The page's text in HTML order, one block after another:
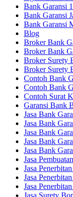
Bank Garansi
Bank Garansi
Bank Garansi
Blog
Broker Bank
Broker Bank
Broker Surety
Broker Surety
Contoh Bank
Contoh Bank
Contoh Surat
Garansi Bank
Jasa Bank
Jasa Bank
Jasa Bank
Jasa Bank
Jasa Bank
Jasa
Jasa
Jasa
Jasa
Jasa Surety